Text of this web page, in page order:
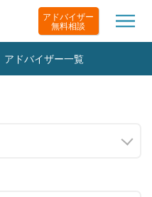
アドバイザー
無料相談
アドバイザー一覧